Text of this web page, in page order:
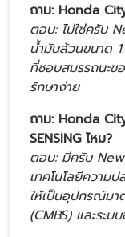
ถาม: Honda
ตอบ: ไม่ใช่ครับ
น้ำมันล้วนขนาด
ที่ชอบสมรรถนะข
รักษาง่าย
ถาม: Honda
SENSING ไหม?
ตอบ: มีครับ
เทคโนโลยีความ
ให้เป็นอุปกรณ์มา
(CMBS) และระบ